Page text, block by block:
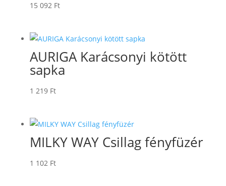
15 092 Ft
AURIGA Karácsonyi kötött
sapka
1 219 Ft
MILKY WAY Csillag fényfüzér
1 102 Ft